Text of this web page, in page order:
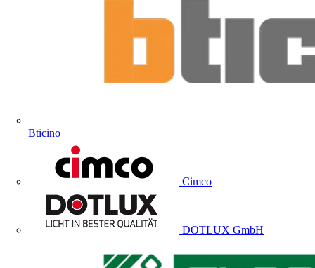
Bticino
Cimco
DOTLUX GmbH